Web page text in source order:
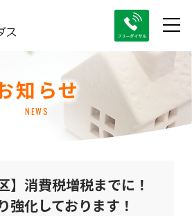
知らせ
NEWS
】消費税増税までに！
強化しております！